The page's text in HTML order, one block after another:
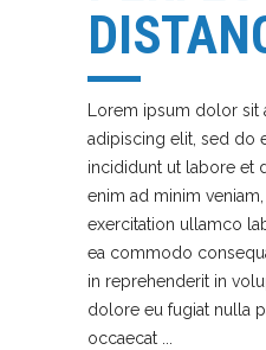
Lorem ipsum dolor sit
adipiscing elit, sed do
incididunt ut labore et
enim ad minim
exercitation ullamco
ea commodo
in reprehenderit in
dolore eu fugiat nulla
occaecat